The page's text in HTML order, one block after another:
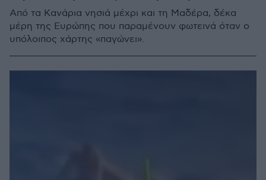
Από τα Κανάρια νησιά μέχρι και τη Μαδέρα, δέκα
μέρη της Ευρώπης που παραμένουν φωτεινά όταν ο
υπόλοιπος χάρτης «παγώνει».